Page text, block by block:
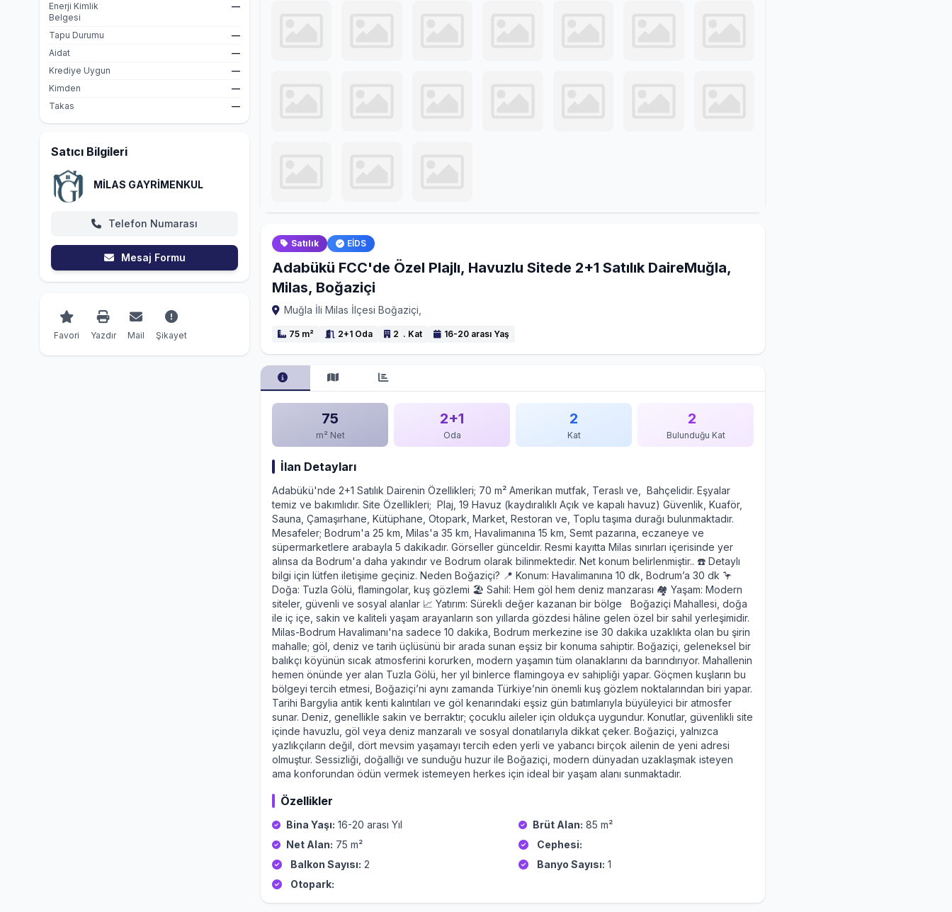
Enerji Kimlik
Belgesi
—
Tapu Durumu
—
Aidat
—
Krediye Uygun
—
Kimden
—
Takas
—
Satıcı Bilgileri
MİLAS GAYRİMENKUL
Telefon Numarası
Mesaj Formu
Favori Yazdır Mail Şikayet
Satılık EİDS
Adabükü FCC'de Özel Plajlı, Havuzlu Sitede 2+1 Satılık DaireMuğla,
Milas, Boğaziçi
Muğla İli Milas İlçesi Boğaziçi,
75 m² 2+1 Oda 2 . Kat 16-20 arası Yaş
75
m² Net
2+1
Oda
2
Kat
2
Bulunduğu Kat
İlan Detayları
Adabükü'nde 2+1 Satılık Dairenin Özellikleri; 70 m² Amerikan mutfak, Teraslı ve, Bahçelidir. Eşyalar
temiz ve bakımlıdır. Site Özellikleri; Plaj, 19 Havuz (kaydıralıklı Açık ve kapalı havuz) Güvenlik, Kuaför,
Sauna, Çamaşırhane, Kütüphane, Otopark, Market, Restoran ve, Toplu taşıma durağı bulunmaktadır.
Mesafeler; Bodrum'a 25 km, Milas'a 35 km, Havalimanına 15 km, Semt pazarına, eczaneye ve
süpermarketlere ​arabayla 5 dakikadır. Görseller günceldir. Resmi kayıtta Milas sınırları içerisinde yer
alınsa da Bodrum'a daha yakındır ve Bodrum olarak bilinmektedir. Net konum belirlenmiştir.. ☎️ Detaylı
bilgi için lütfen iletişime geçiniz​. Neden Boğaziçi? 📍 Konum: Havalimanına 10 dk, Bodrum’a 30 dk 🦩
Doğa: Tuzla Gölü, flamingolar, kuş gözlemi 🏖️ Sahil: Hem göl hem deniz manzarası 🏘️ Yaşam: Modern
siteler, güvenli ve sosyal alanlar 📈 Yatırım: Sürekli değer kazanan bir bölge Boğaziçi Mahallesi, doğa
ile iç içe, sakin ve kaliteli yaşam arayanların son yıllarda gözdesi hâline gelen özel bir sahil yerleşimidir.
Milas-Bodrum Havalimanı'na sadece 10 dakika, Bodrum merkezine ise 30 dakika uzaklıkta olan bu şirin
mahalle; göl, deniz ve tarih üçlüsünü bir arada sunan eşsiz bir konuma sahiptir. Boğaziçi, geleneksel bir
balıkçı köyünün sıcak atmosferini korurken, modern yaşamın tüm olanaklarını da barındırıyor. Mahallenin
hemen önünde yer alan Tuzla Gölü, her yıl binlerce flamingoya ev sahipliği yapar. Göçmen kuşların bu
bölgeyi tercih etmesi, Boğaziçi’ni aynı zamanda Türkiye’nin önemli kuş gözlem noktalarından biri yapar.
Tarihi Bargylia antik kenti kalıntıları ve göl kenarındaki eşsiz gün batımlarıyla büyüleyici bir atmosfer
sunar. Deniz, genellikle sakin ve berraktır; çocuklu aileler için oldukça uygundur. Konutlar, güvenlikli site
içinde havuzlu, göl veya deniz manzaralı ve sosyal donatılarıyla dikkat çeker. Boğaziçi, yalnızca
yazlıkçıların değil, dört mevsim yaşamayı tercih eden yerli ve yabancı birçok ailenin de yeni adresi
olmuştur. Sessizliği, doğallığı ve sunduğu huzur ile Boğaziçi, modern dünyadan uzaklaşmak isteyen
ama konforundan ödün vermek istemeyen herkes için ideal bir yaşam alanı sunmaktadır.
Özellikler
Bina Yaşı: 16-20 arası Yıl Brüt Alan: 85 m²
Net Alan: 75 m²
Cephesi:
Balkon Sayısı: 2 Banyo Sayısı: 1
Otopark: